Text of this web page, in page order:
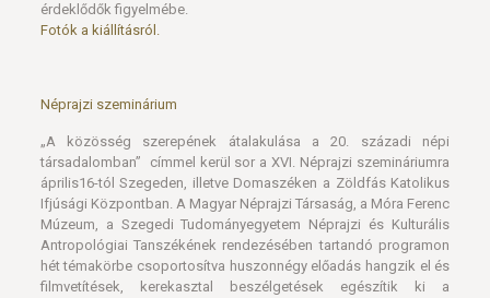
érdeklődők figyelmébe.
Fotók a kiállításról.
Néprajzi szeminárium
„A közösség szerepének átalakulása a 20. századi népi
társadalomban” címmel kerül sor a XVI. Néprajzi szemináriumra
április16-tól Szegeden, illetve Domaszéken a Zöldfás Katolikus
Ifjúsági Központban. A Magyar Néprajzi Társaság, a Móra Ferenc
Múzeum, a Szegedi Tudományegyetem Néprajzi és Kulturális
Antropológiai Tanszékének rendezésében tartandó programon
hét témakörbe csoportosítva huszonnégy előadás hangzik el és
filmvetítések, kerekasztal beszélgetések egészítik ki a